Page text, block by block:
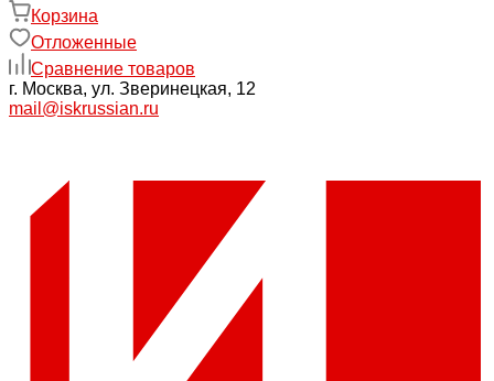
Корзина
Отложенные
Сравнение товаров
г. Москва, ул. Зверинецкая, 12
mail@iskrussian.ru